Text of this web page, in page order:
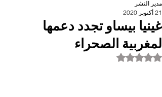
غينيا بيساو تجدد دعمها
لمغربية الصحراء
مدير النشر
21 أكتوبر 2020
تم التقييم بـ ليس رقمًا من أصل 5 نجوم.